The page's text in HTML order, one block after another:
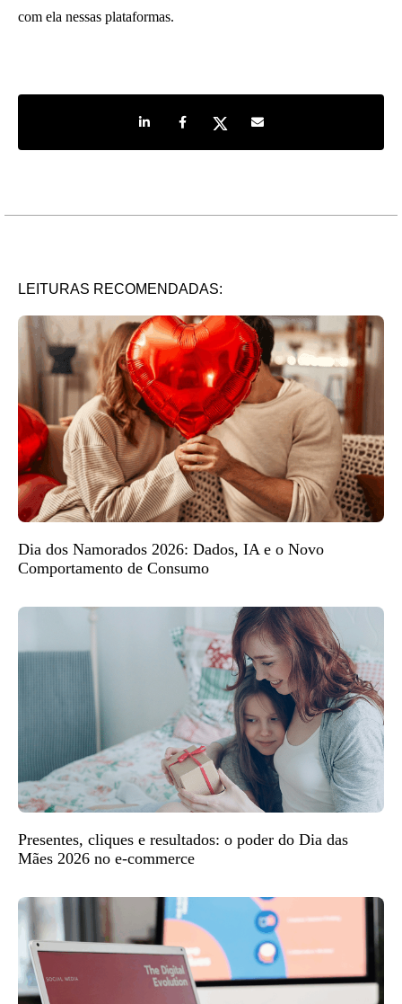
com ela nessas plataformas.
Share on LinkedIn
Share on Facebook
Share on TwitterShare by e-mail
LEITURAS RECOMENDADAS:
Dia dos Namorados 2026: Dados, IA e o Novo
Comportamento de Consumo
Presentes, cliques e resultados: o poder do Dia das
Mães 2026 no e-commerce